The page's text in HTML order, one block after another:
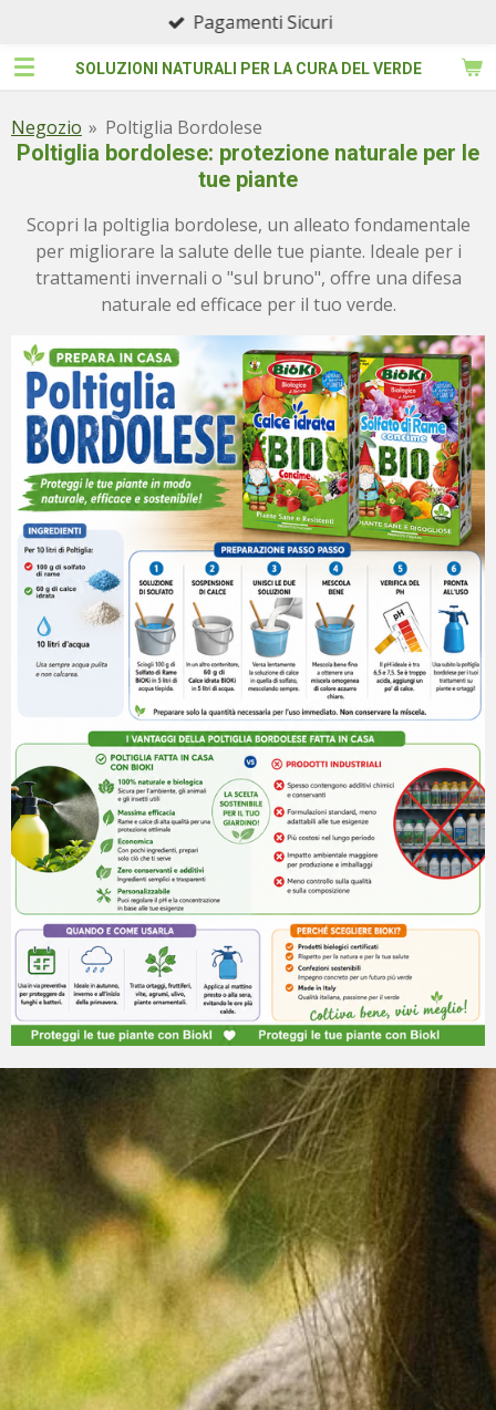
contenutoSOLUZIONI NATURALI PER LA CURA DEL VERDE
Qualita' Premium
Negozio » Poltiglia Bordolese
Poltiglia bordolese: protezione naturale per le
tue piante
Scopri la poltiglia bordolese, un alleato fondamentale
per migliorare la salute delle tue piante. Ideale per i
trattamenti invernali o "sul bruno", offre una difesa
naturale ed efficace per il tuo verde.